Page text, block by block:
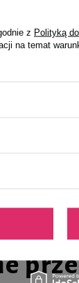
z Polityką
na temat